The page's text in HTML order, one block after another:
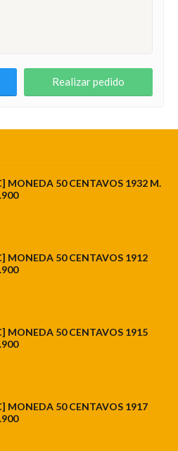
MONEDA 50 CENTAVOS 1932 M.
MONEDA 50 CENTAVOS 1912
MONEDA 50 CENTAVOS 1915
MONEDA 50 CENTAVOS 1917